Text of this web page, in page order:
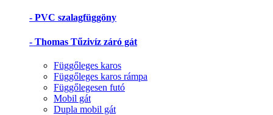
- PVC szalagfüggöny
- Thomas Tűzivíz záró gát
Függőleges karos
Függőleges karos rámpa
Függőlegesen futó
Mobil gát
Dupla mobil gát